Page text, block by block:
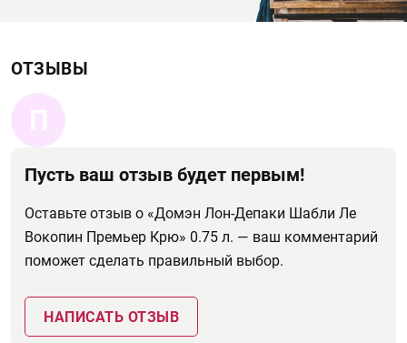
ОТЗЫВЫ
П
Пусть ваш отзыв будет первым!
Оставьте отзыв о «Домэн Лон-Депаки Шабли Ле
Вокопин Премьер Крю» 0.75 л. — ваш комментарий
поможет сделать правильный выбор.
НАПИСАТЬ ОТЗЫВ